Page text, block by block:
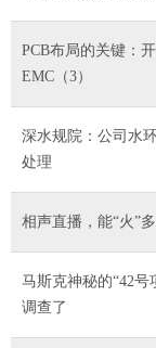
PCB布局的关键：
EMC（3）
深水规院：公司水
处理
相声直播，能“火”
马斯克神秘的“42号
调查了